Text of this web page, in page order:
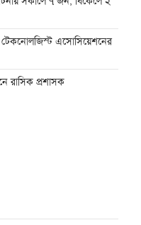
টেকনোলজিস্ট এসোসিয়েশনের
রাসিক প্রশাসক